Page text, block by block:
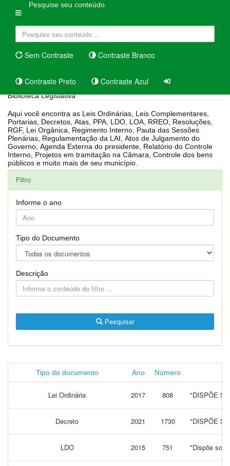
Pesquise seu conteúdo
Sem Contraste Contraste Branco
Contraste Preto Contraste Azul
Biblioteca Legislativa
Aqui você encontra as Leis Ordinárias, Leis Complementares,
Portarias, Decretos, Atas, PPA, LDO, LOA, RREO, Resoluções,
RGF, Lei Orgânica, Regimento Interno, Pauta das Sessões
Plenárias, Regulamentação da LAI, Atos de Julgamento do
Governo, Agenda Externa do presidente, Relatório do Controle
Interno, Projetos em tramitação na Câmara, Controle dos bens
públicos e muito mais de seu município.
Filtro
Informe o ano
Tipo do Documento
Descrição
Pesquisar
Tipo do documento Ano Número
Lei Ordinária 2017 808 "DISPÕE
Decreto 2021 1730 "DISPÕE
LDO 2015 751 "Dispõe